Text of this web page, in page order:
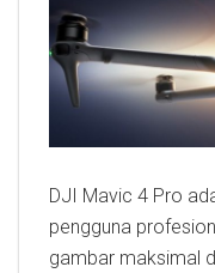
DJI Mavic 4 Pro
pengguna
gambar maksimal